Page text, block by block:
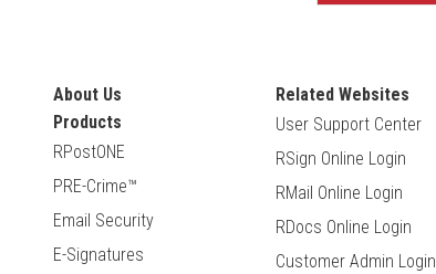
About Us
Products
RPostONE
PRE-Crime™
Email Security
E-Signatures
Related Websites
User Support Center
RSign Online Login
RMail Online Login
RDocs Online Login
Customer Admin Login